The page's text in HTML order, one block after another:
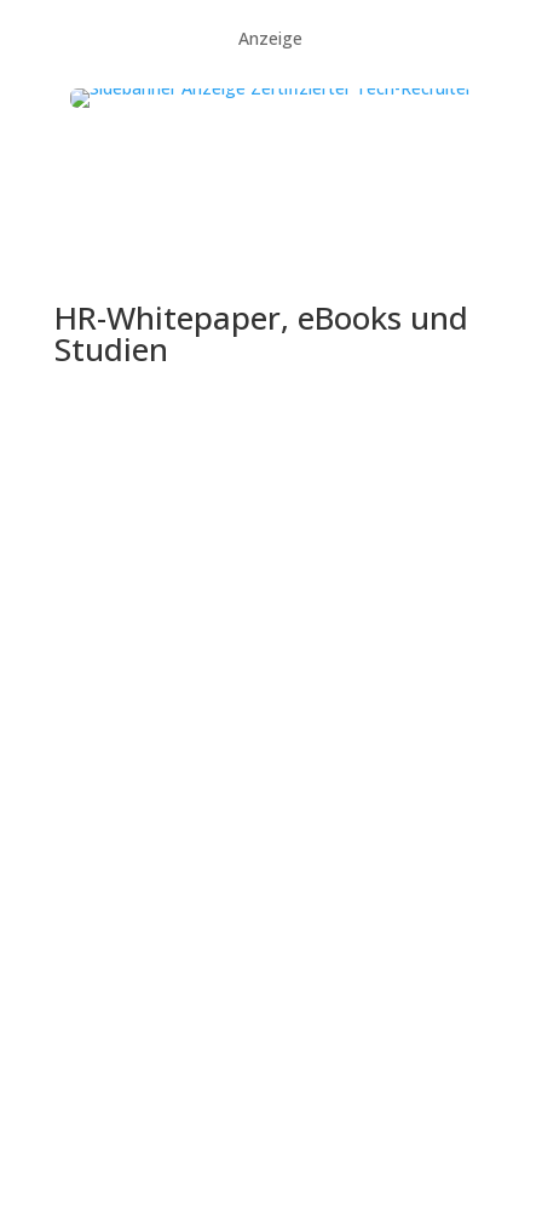
Anzeige
HR-Whitepaper, eBooks und
Studien